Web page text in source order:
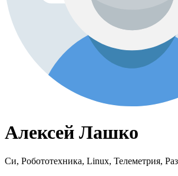
Алексей Лашко
Си, Робототехника, Linux, Телеметрия,